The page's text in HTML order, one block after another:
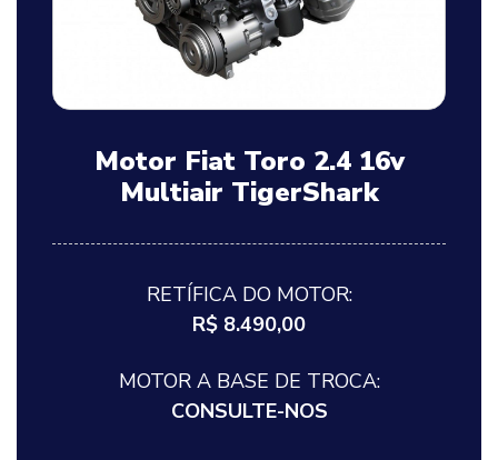
Motor Fiat Toro 2.4 16v
Multiair TigerShark
RETÍFICA DO MOTOR:
R$ 8.490,00
MOTOR A BASE DE TROCA:
CONSULTE-NOS